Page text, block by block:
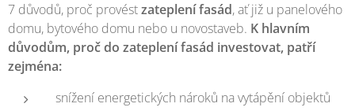
7 důvodů, proč provéstzateplení fasád, ať již u panelového
domu, bytového domu nebo u novostaveb. K hlavním
důvodům, proč do zateplení fasád investovat, patří
zejména:
snížení energetických nároků na vytápění objektů